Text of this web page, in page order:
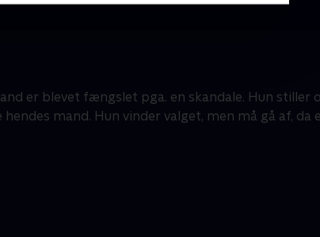
er blevet fængslet pga. en skandale. Hun stiller
mand. Hun vinder valget, men må gå af, da